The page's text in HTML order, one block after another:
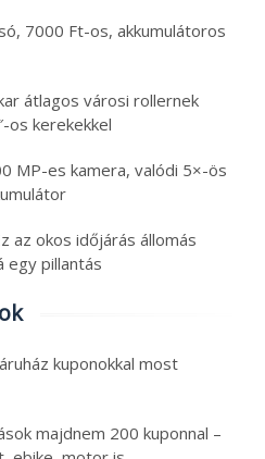
7000 Ft-os, akkumulátoros
átlagos városi rollernek
os kerekekkel
MP-es kamera, valódi 5×-ös
az okos időjárás állomás
egy pillantás
kuponokkal most
majdnem 200 kuponnal –